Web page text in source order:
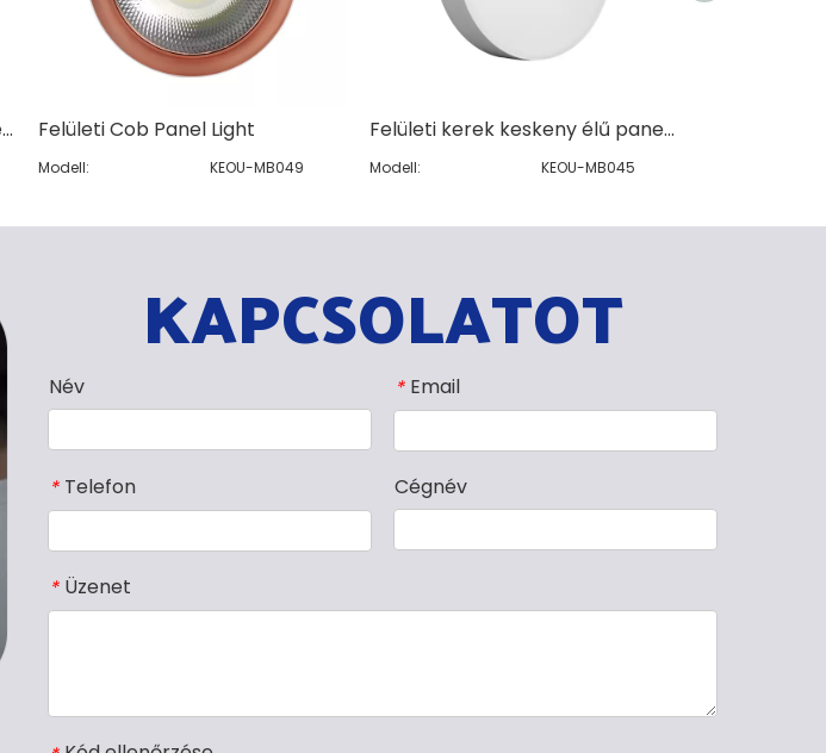
Süllyesztett színes gyűrűs panelfény Felületi Cob Panel Light
Modell: KEOU-MB049
Felületi kerek keskeny élű panelfény
Modell: KEOU-MB045
KAPCSOLATOT
Név * Email
* Telefon Cégnév
* Üzenet